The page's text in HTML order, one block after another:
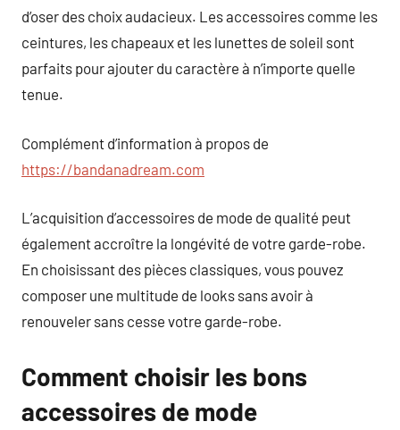
d’oser des choix audacieux. Les accessoires comme les
ceintures, les chapeaux et les lunettes de soleil sont
parfaits pour ajouter du caractère à n’importe quelle
tenue.
Complément d’information à propos de
https://bandanadream.com
L’acquisition d’accessoires de mode de qualité peut
également accroître la longévité de votre garde-robe.
En choisissant des pièces classiques, vous pouvez
composer une multitude de looks sans avoir à
renouveler sans cesse votre garde-robe.
Comment choisir les bons
accessoires de mode